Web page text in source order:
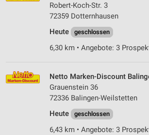
Robert-Koch-Str. 3
72359 Dotternhausen
Heute
geschlossen
6,30 km • Angebote: 3
Netto Marken-Discount
Grauenstein 36
72336 Balingen-Weilstetten
Heute
geschlossen
6,43 km • Angebote: 3